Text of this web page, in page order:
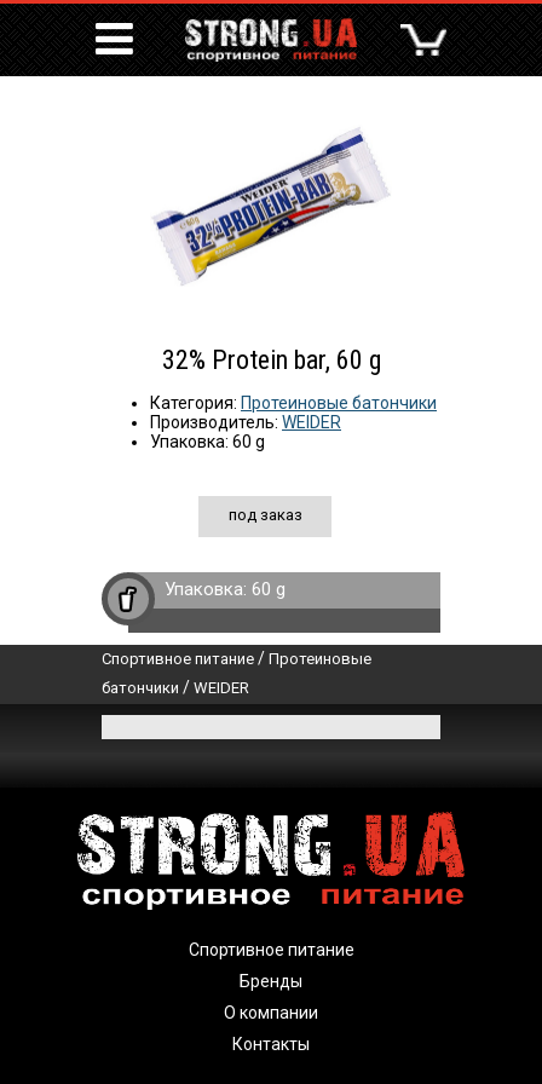
32% Protein bar, 60 g
Категория: Протеиновые батончики
Производитель: WEIDER
Упаковка: 60 g
под заказ
Упаковка: 60 g
Спортивное питание / Протеиновые
батончики / WEIDER
Спортивное питание
Бренды
О компании
Контакты